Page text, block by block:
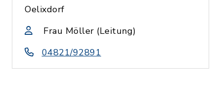
Oelixdorf
Frau Möller (Leitung)
04821/92891